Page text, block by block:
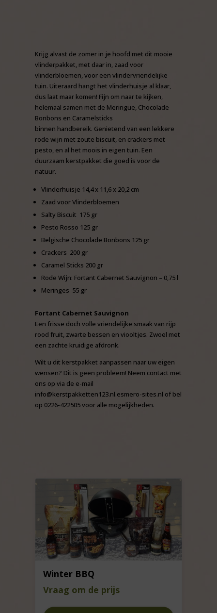
Krijg alvast de zomer in je hoofd met dit mooie
vlinderpakket, met daar in, zaad voor
vlinderbloemen, voor een vlindervriendelijke
tuin. Uiteraard hangt het vlinderhuisje al klaar,
dus laat maar komen! Fijn om naar te kijken,
helemaal samen met de Meringue, Chocolade
Bonbons en Caramelsticks
binnen handbereik. Genietend van een lekkere
rode wijn met zoute biscuit, en crackers met
pesto, en al het moois in eigen tuin. Een
duurzaam kerstpakket die goed is voor de
natuur.
Vlinderhuisje 14,4 x 11,6 x 20,2 cm
Zaad voor Vlinderbloemen
Salty Biscuit 175 gr
Pesto Rosso 125 gr
Belgische Chocolade Bonbons 125 gr
Crackers 200 gr
Caramel Sticks 200 gr
Rode Wijn: Fortant Cabernet Sauvignon – 0,75 l
Meringes 55 gr
Fortant Cabernet Sauvignon
Een frisse doch volle vriendelijke smaak van rijp
rood fruit, zwarte bessen en viooltjes. Zwoel met
een zachte kruidige afdronk.
Wilt u dit kerstpakket aanpassen naar uw eigen
wensen? Dit is geen probleem! Neem contact met
ons op via de e-mail
info@kerstpakketten123.nl.esmero-sites.nl of bel
op 0226-422505 voor alle mogelijkheden.
Winter BBQ
Vraag om de prijs